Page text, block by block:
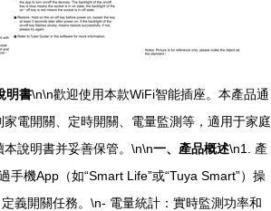
明書\n\n歡迎使用本款WiFi智能插座。本產品通
電開關、定時開關、電量監測等，適用于家庭
說明書并妥善保管。\n\n一、產品概述\n1. 產
手機App（如“Smart Life”或“Tuya Smart”）操
義開關任務。\n- 電量統計：實時監測功率和